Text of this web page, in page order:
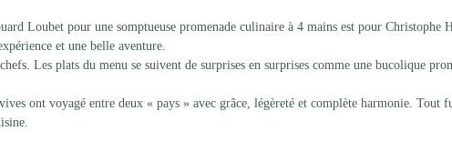
Loubet pour une somptueuse promenade culinaire à 4 mains est pour Christophe
et une belle aventure.
Les plats du menu se suivent de surprises en surprises comme une bucolique
ont voyagé entre deux « pays » avec grâce, légèreté et complète harmonie. Tout